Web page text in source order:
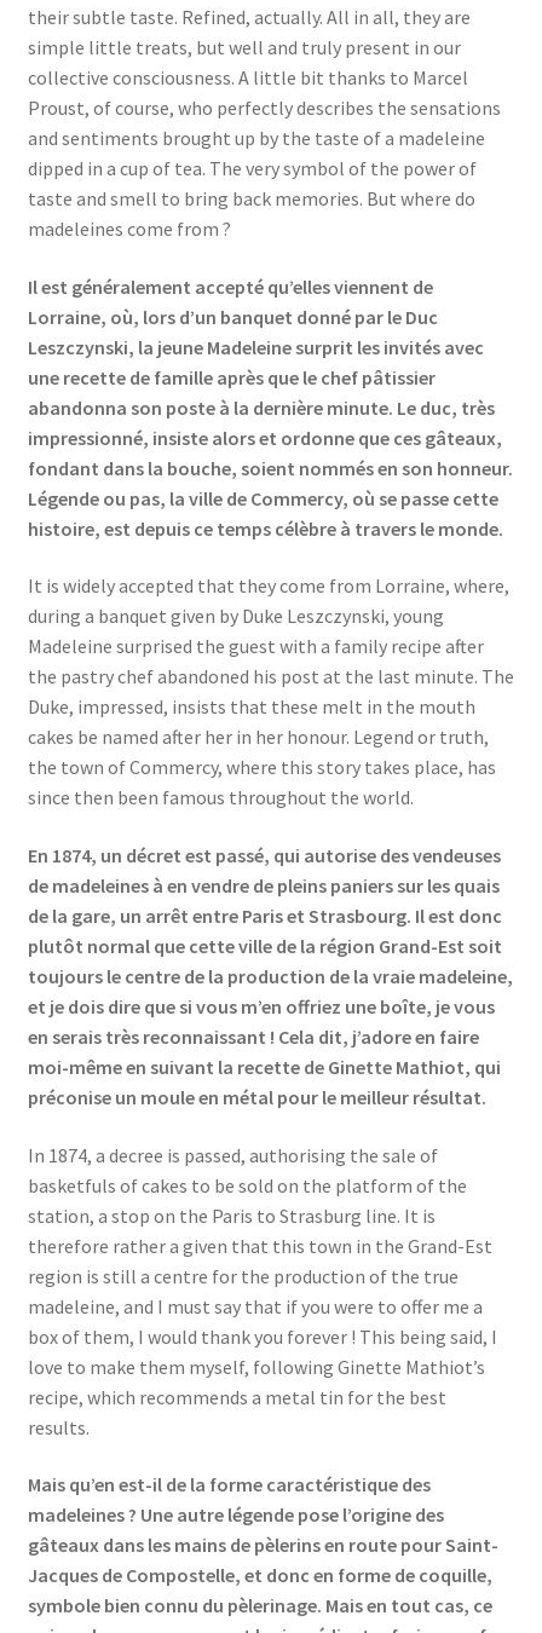
Events
Locations
My Bookings
Private
their subtle taste. Refined, actually. All in all, they are
simple little treats, but well and truly present in our
collective consciousness. A little bit thanks to Marcel
Proust, of course, who perfectly describes the sensations
and sentiments brought up by the taste of a madeleine
dipped in a cup of tea. The very symbol of the power of
taste and smell to bring back memories. But where do
madeleines come from ?
Il est généralement accepté qu’elles viennent de
Lorraine, où, lors d’un banquet donné par le Duc
Leszczynski, la jeune Madeleine surprit les invités avec
une recette de famille après que le chef pâtissier
abandonna son poste à la dernière minute. Le duc, très
impressionné, insiste alors et ordonne que ces gâteaux,
fondant dans la bouche, soient nommés en son honneur.
Légende ou pas, la ville de Commercy, où se passe cette
histoire, est depuis ce temps célèbre à travers le monde.
It is widely accepted that they come from Lorraine, where,
during a banquet given by Duke Leszczynski, young
Madeleine surprised the guest with a family recipe after
the pastry chef abandoned his post at the last minute. The
Duke, impressed, insists that these melt in the mouth
cakes be named after her in her honour. Legend or truth,
the town of Commercy, where this story takes place, has
since then been famous throughout the world.
En 1874, un décret est passé, qui autorise des vendeuses
de madeleines à en vendre de pleins paniers sur les quais
de la gare, un arrêt entre Paris et Strasbourg. Il est donc
plutôt normal que cette ville de la région Grand-Est soit
toujours le centre de la production de la vraie madeleine,
et je dois dire que si vous m’en offriez une boîte, je vous
en serais très reconnaissant ! Cela dit, j’adore en faire
moi-même en suivant la recette de Ginette Mathiot, qui
préconise un moule en métal pour le meilleur résultat.
In 1874, a decree is passed, authorising the sale of
basketfuls of cakes to be sold on the platform of the
station, a stop on the Paris to Strasburg line. It is
therefore rather a given that this town in the Grand-Est
region is still a centre for the production of the true
madeleine, and I must say that if you were to offer me a
box of them, I would thank you forever ! This being said, I
love to make them myself, following Ginette Mathiot’s
recipe, which recommends a metal tin for the best
results.
Mais qu’en est-il de la forme caractéristique des
madeleines ? Une autre légende pose l’origine des
gâteaux dans les mains de pèlerins en route pour Saint-
Jacques de Compostelle, et donc en forme de coquille,
symbole bien connu du pèlerinage. Mais en tout cas, ce